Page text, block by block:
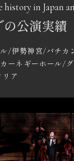
history in Japan
の公演実績
/伊勢神宮/バチカ
ーネギーホール/
ア